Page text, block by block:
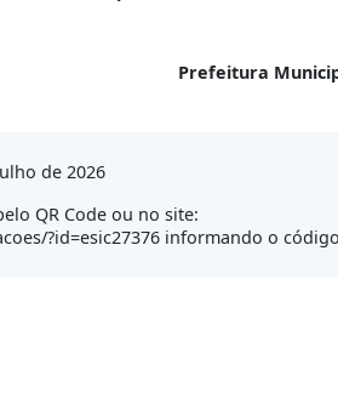
Prefeitura
de 2026
QR Code ou no site:
?id=esic27376 informando o